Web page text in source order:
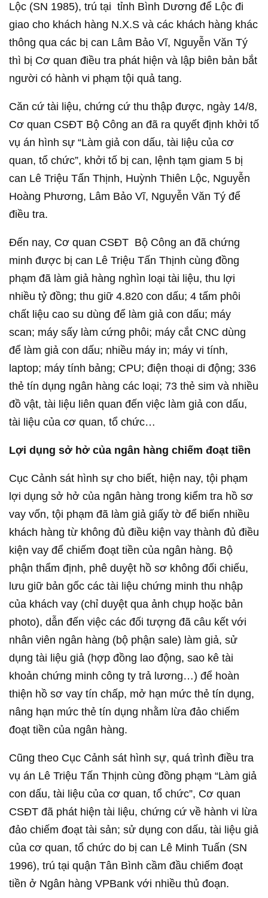
Lộc (SN 1985), trú tại tỉnh Bình Dương để Lộc đi
giao cho khách hàng N.X.S và các khách hàng khác
thông qua các bị can Lâm Bảo Vĩ, Nguyễn Văn Tý
thì bị Cơ quan điều tra phát hiện và lập biên bản bắt
người có hành vi phạm tội quả tang.
Căn cứ tài liệu, chứng cứ thu thập được, ngày 14/8,
Cơ quan CSĐT Bộ Công an đã ra quyết định khởi tố
vụ án hình sự “Làm giả con dấu, tài liệu của cơ
quan, tổ chức”, khởi tố bị can, lệnh tạm giam 5 bị
can Lê Triệu Tấn Thịnh, Huỳnh Thiên Lộc, Nguyễn
Hoàng Phương, Lâm Bảo Vĩ, Nguyễn Văn Tý để
điều tra.
Đến nay, Cơ quan CSĐT Bộ Công an đã chứng
minh được bị can Lê Triệu Tấn Thịnh cùng đồng
phạm đã làm giả hàng nghìn loại tài liệu, thu lợi
nhiều tỷ đồng; thu giữ 4.820 con dấu; 4 tấm phôi
chất liệu cao su dùng để làm giả con dấu; máy
scan; máy sấy làm cứng phôi; máy cắt CNC dùng
để làm giả con dấu; nhiều máy in; máy vi tính,
laptop; máy tính bảng; CPU; điện thoại di động; 336
thẻ tín dụng ngân hàng các loại; 73 thẻ sim và nhiều
đồ vật, tài liệu liên quan đến việc làm giả con dấu,
tài liệu của cơ quan, tổ chức…
Lợi dụng sở hở của ngân hàng chiếm đoạt tiền
Cục Cảnh sát hình sự cho biết, hiện nay, tội phạm
lợi dụng sở hở của ngân hàng trong kiểm tra hồ sơ
vay vốn, tội phạm đã làm giả giấy tờ để biến nhiều
khách hàng từ không đủ điều kiện vay thành đủ điều
kiện vay để chiếm đoạt tiền của ngân hàng. Bộ
phận thẩm định, phê duyệt hồ sơ không đối chiếu,
lưu giữ bản gốc các tài liệu chứng minh thu nhập
của khách vay (chỉ duyệt qua ảnh chụp hoặc bản
photo), dẫn đến việc các đối tượng đã câu kết với
nhân viên ngân hàng (bộ phận sale) làm giả, sử
dụng tài liệu giả (hợp đồng lao động, sao kê tài
khoản chứng minh công ty trả lương…) để hoàn
thiện hồ sơ vay tín chấp, mở hạn mức thẻ tín dụng,
nâng hạn mức thẻ tín dụng nhằm lừa đảo chiếm
đoạt tiền của ngân hàng.
Cũng theo Cục Cảnh sát hình sự, quá trình điều tra
vụ án Lê Triệu Tấn Thịnh cùng đồng phạm “Làm giả
con dấu, tài liệu của cơ quan, tổ chức”, Cơ quan
CSĐT đã phát hiện tài liệu, chứng cứ về hành vi lừa
đảo chiếm đoạt tài sản; sử dụng con dấu, tài liệu giả
của cơ quan, tổ chức do bị can Lê Minh Tuấn (SN
1996), trú tại quận Tân Bình cầm đầu chiếm đoạt
tiền ở Ngân hàng VPBank với nhiều thủ đoạn.